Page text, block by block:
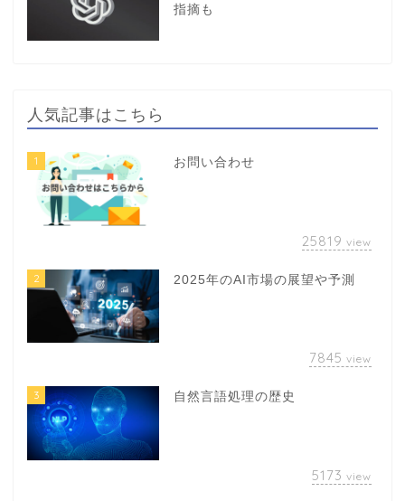
指摘も
人気記事はこちら
1 お問い合わせ
25819 view
2 2025年のAI市場の展望や予測
7845 view
3 自然言語処理の歴史
5173 view